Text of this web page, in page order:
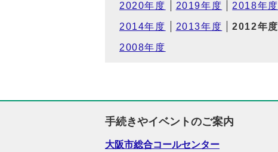
2020年度 2019年度 2018年度
2014年度 2013年度 2012年度
2008年度
手続きやイベントのご案内
大阪市総合コールセンター